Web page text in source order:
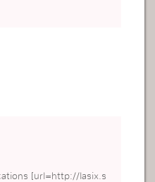
[url=http://lasix.s